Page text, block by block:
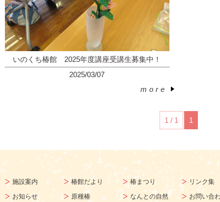
いのくち椿館 2025年度講座受講生募集中！
2025/03/07
more
1 / 1 1
施設案内 椿館だより 椿まつり
リンク集
お知らせ
原種椿 なんとの自然 お問い合